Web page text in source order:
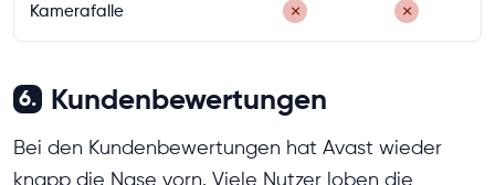
Kamerafalle ✗ ✗
6. Kundenbewertungen
Bei den Kundenbewertungen hat Avast wieder
knapp die Nase vorn. Viele Nutzer loben die